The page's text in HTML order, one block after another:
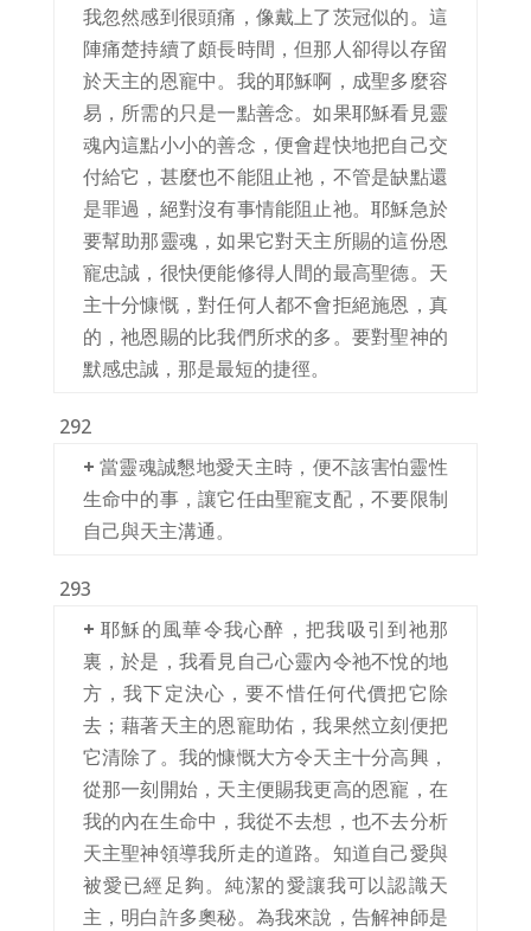
我忽然感到很頭痛，像戴上了茨冠似的。這
陣痛楚持續了頗長時間，但那人卻得以存留
於天主的恩寵中。我的耶穌啊，成聖多麼容
易，所需的只是一點善念。如果耶穌看見靈
魂內這點小小的善念，便會趕快地把自己交
付給它，甚麼也不能阻止祂，不管是缺點還
是罪過，絕對沒有事情能阻止祂。耶穌急於
要幫助那靈魂，如果它對天主所賜的這份恩
寵忠誠，很快便能修得人間的最高聖德。天
主十分慷慨，對任何人都不會拒絕施恩，真
的，祂恩賜的比我們所求的多。要對聖神的
默感忠誠，那是最短的捷徑。
292
+ 當靈魂誠懇地愛天主時，便不該害怕靈性
生命中的事，讓它任由聖寵支配，不要限制
自己與天主溝通。
293
+ 耶穌的風華令我心醉，把我吸引到祂那
裏，於是，我看見自己心靈內令祂不悅的地
方，我下定決心，要不惜任何代價把它除
去；藉著天主的恩寵助佑，我果然立刻便把
它清除了。我的慷慨大方令天主十分高興，
從那一刻開始，天主便賜我更高的恩寵，在
我的內在生命中，我從不去想，也不去分析
天主聖神領導我所走的道路。知道自己愛與
被愛已經足夠。純潔的愛讓我可以認識天
主，明白許多奧秘。為我來說，告解神師是